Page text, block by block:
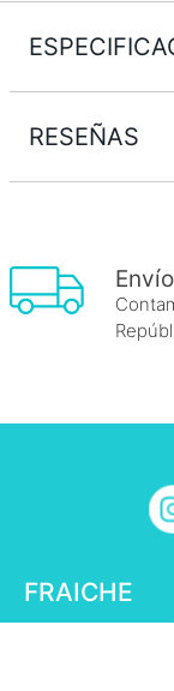
RESEÑAS
FRAICHE